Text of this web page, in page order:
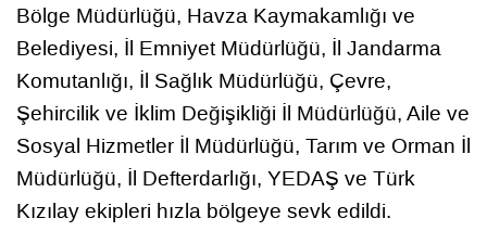
Bölge Müdürlüğü, Havza Kaymakamlığı ve
Belediyesi, İl Emniyet Müdürlüğü, İl Jandarma
Komutanlığı, İl Sağlık Müdürlüğü, Çevre,
Şehircilik ve İklim Değişikliği İl Müdürlüğü, Aile ve
Sosyal Hizmetler İl Müdürlüğü, Tarım ve Orman İl
Müdürlüğü, İl Defterdarlığı, YEDAŞ ve Türk
Kızılay ekipleri hızla bölgeye sevk edildi.